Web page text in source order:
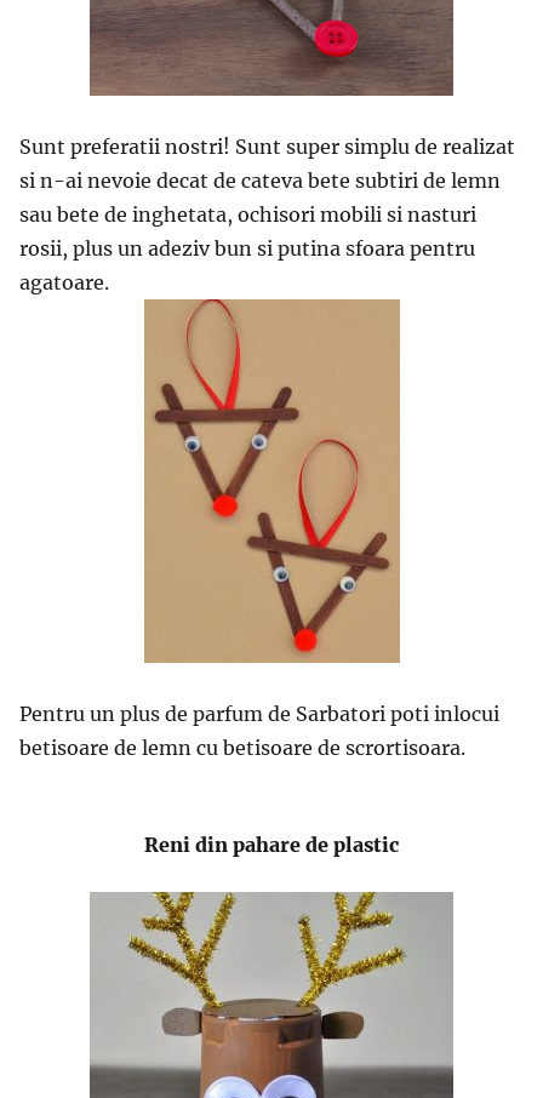
Sunt preferatii nostri! Sunt super simplu de realizat
si n-ai nevoie decat de cateva bete subtiri de lemn
sau bete de inghetata, ochisori mobili si nasturi
rosii, plus un adeziv bun si putina sfoara pentru
agatoare.
Pentru un plus de parfum de Sarbatori poti inlocui
betisoare de lemn cu betisoare de scrortisoara.
Reni din pahare de plastic